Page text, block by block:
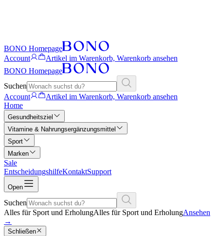
BONO Homepage
Account
Artikel im Warenkorb, Warenkorb ansehen
BONO Homepage
Suchen
Account
Artikel im Warenkorb, Warenkorb ansehen
Home
Gesundheitsziel
Vitamine & Nahrungsergänzungsmittel
Sport
Marken
Sale
EntscheidungshilfeKontaktSupport
Open
Suchen
Alles für Sport und ErholungAlles für Sport und ErholungAnsehen
→
Schließen